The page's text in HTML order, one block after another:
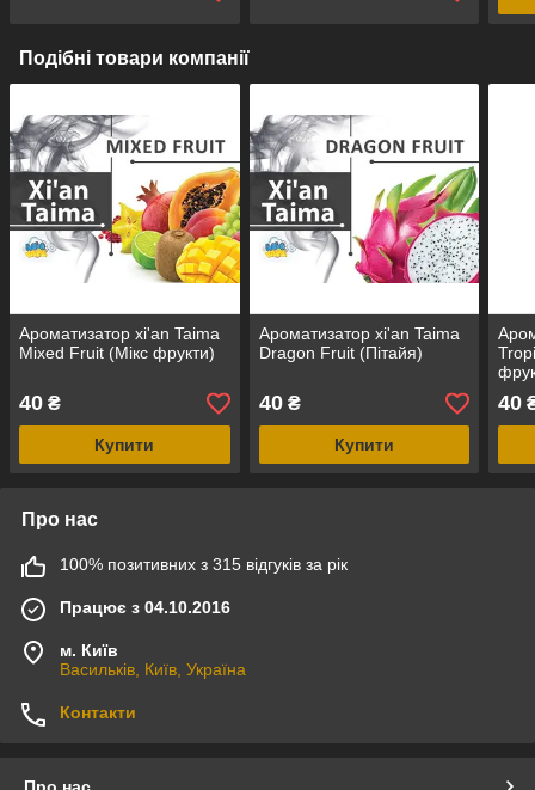
Подібні товари компанії
Ароматизатор xi'an Taima
Mixed Fruit (Мікс фрукти)
40 ₴
Купити
Ароматизатор xi'an Taima
Dragon Fruit (Пітайя)
40₴
Купити
40
Про нас
100% позитивних з 315 відгуків за рік
Працює з 04.10.2016
м. Київ
Васильків, Київ, Україна
Контакти